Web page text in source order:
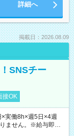
詳細へ
掲載日：2026.08.09
SNSチー
接OK
実働8h×週5日×4週
ません。※給与即受